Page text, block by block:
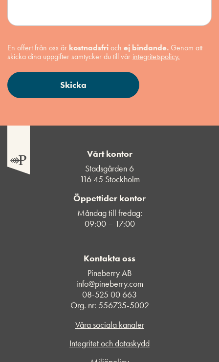
En offert från oss är kostnadsfrioch ej bindande. Genom att
skicka dina uppgifter samtycker du till vår integritetspolicy.
Vårt kontor
Stadsgården 6
116 45 Stockholm
Öppettider kontor
Måndag till fredag:
09:00 – 17:00
Kontakta oss
Pineberry AB
info@pineberry.com
08-525 00 663
Org. nr: 556735-5002
Våra sociala kanaler
Integritet och dataskydd